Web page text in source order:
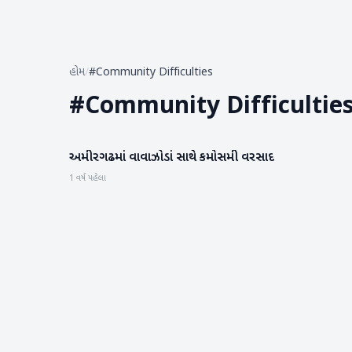
હોમ/#Community Difficulties
#Community
બનાસકાંઠા
અમીરગઢમાં વાવાઝોડાં સાથે કમોસમી વરસાદ
1 વર્ષ પહેલા